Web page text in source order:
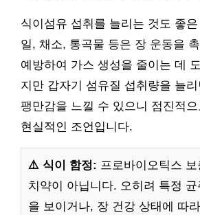
식이섬유 섭취를 늘리는 것도 좋
일, 채소, 통곡물 등은 장 운동을
예방하여 가스 생성을 줄이는 데
지만 갑자기 섬유질 섭취량을 늘
팽만감을 느낄 수 있으니 점진적
현실적인 조언입니다.
⚠️ 식이 함정: 프로바이오틱스
치약이 아닙니다. 오히려 특정
을 보이거나, 장 건강 상태에 따